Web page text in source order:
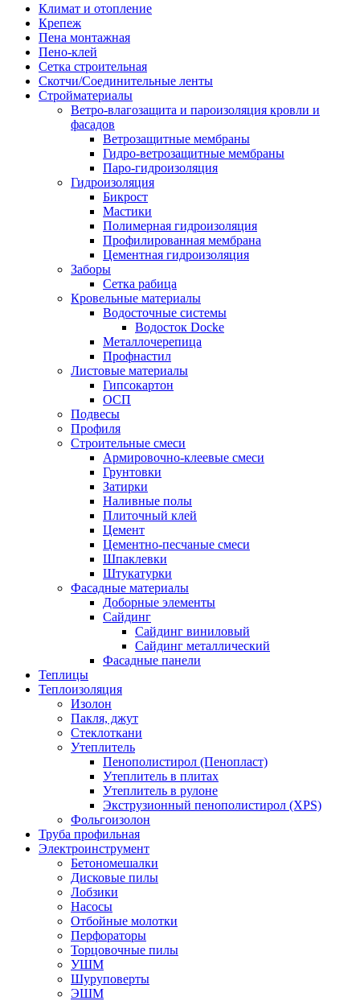
Климат и отопление
Крепеж
Пена монтажная
Пено-клей
Сетка строительная
Скотчи/Соединительные ленты
Стройматериалы
Ветро-влагозащита и пароизоляция кровли и
фасадов
Ветрозащитные мембраны
Гидро-ветрозащитные мембраны
Паро-гидроизоляция
Гидроизоляция
Бикрост
Мастики
Полимерная гидроизоляция
Профилированная мембрана
Цементная гидроизоляция
Заборы
Сетка рабица
Кровельные материалы
Водосточные системы
Водосток Docke
Металлочерепица
Профнастил
Листовые материалы
Гипсокартон
ОСП
Подвесы
Профиля
Строительные смеси
Армировочно-клеевые смеси
Грунтовки
Затирки
Наливные полы
Плиточный клей
Цемент
Цементно-песчаные смеси
Шпаклевки
Штукатурки
Фасадные материалы
Доборные элементы
Сайдинг
Сайдинг виниловый
Сайдинг металлический
Фасадные панели
Теплицы
Теплоизоляция
Изолон
Пакля, джут
Стеклоткани
Утеплитель
Пенополистирол (Пенопласт)
Утеплитель в плитах
Утеплитель в рулоне
Экструзионный пенополистирол (XPS)
Фольгоизолон
Труба профильная
Электроинструмент
Бетономешалки
Дисковые пилы
Лобзики
Насосы
Отбойные молотки
Перфораторы
Торцовочные пилы
УШМ
Шуруповерты
ЭШМ